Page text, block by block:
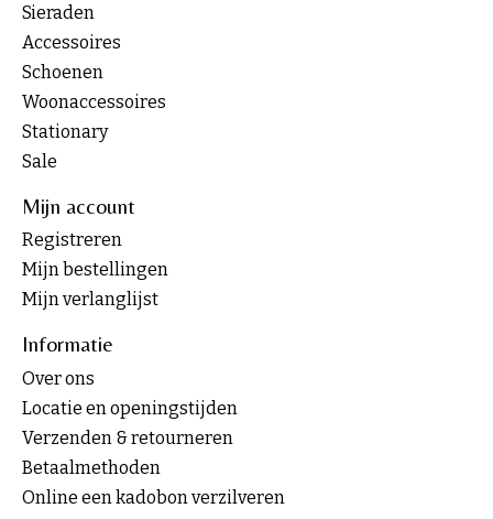
Sieraden
Accessoires
Schoenen
Woonaccessoires
Stationary
Sale
Mijn account
Registreren
Mijn bestellingen
Mijn verlanglijst
Informatie
Over ons
Locatie en openingstijden
Verzenden & retourneren
Betaalmethoden
Online een kadobon verzilveren